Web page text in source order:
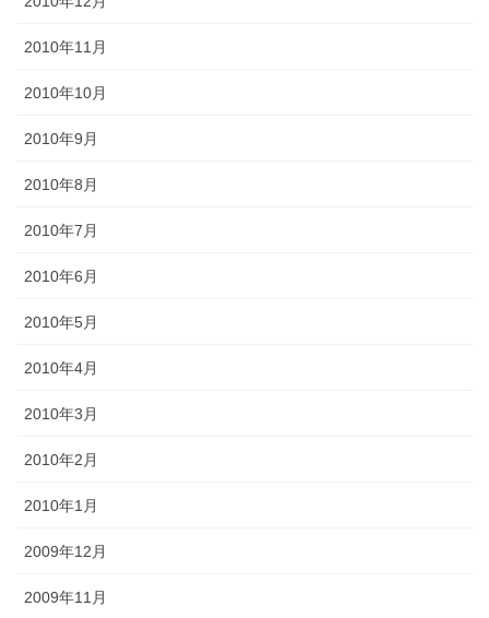
2010年11月
2010年10月
2010年9月
2010年8月
2010年7月
2010年6月
2010年5月
2010年4月
2010年3月
2010年2月
2010年1月
2009年12月
2009年11月